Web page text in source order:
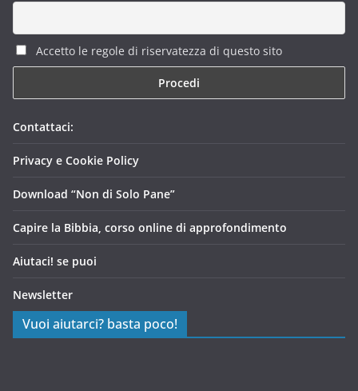
Accetto le regole di riservatezza di questo sito
Contattaci:
Privacy e Cookie Policy
Download “Non di Solo Pane”
Capire la Bibbia, corso online di approfondimento
Aiutaci! se puoi
Newsletter
Vuoi aiutarci? basta poco!